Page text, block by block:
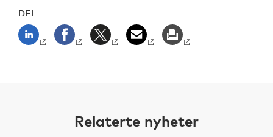
DEL
Relaterte nyheter